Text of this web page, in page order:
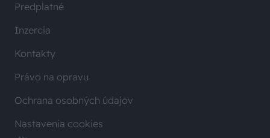
Predplatné
Inzercia
Kontakty
Právo na opravu
Ochrana osobných údajov
Nastavenia cookies